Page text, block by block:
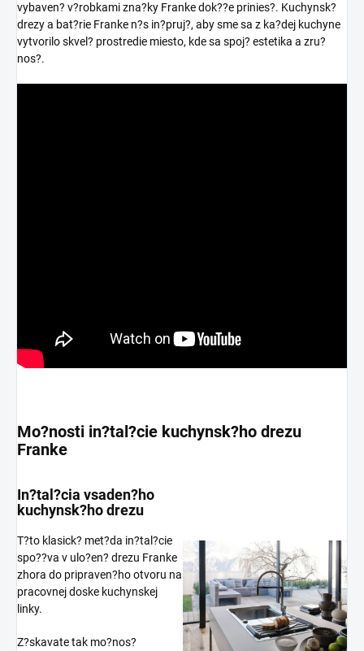
vybaven? v?robkami zna?ky Franke dok??e prinies?. Kuchynsk?
drezy a bat?rie Franke n?s in?pruj?, aby sme sa z ka?dej kuchyne
vytvorilo skvel? prostredie miesto, kde sa spoj? estetika a zru?
nos?.
Mo?nosti in?tal?cie kuchynsk?ho drezu
Franke
In?tal?cia vsaden?ho
kuchynsk?ho drezu
T?to klasick? met?da in?tal?cie
spo??va v ulo?en? drezu Franke
zhora do pripraven?ho otvoru na
pracovnej doske kuchynskej
linky.
Z?skavate tak mo?nos?